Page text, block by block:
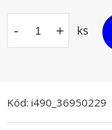
- + ks
Kód: i490_36950229